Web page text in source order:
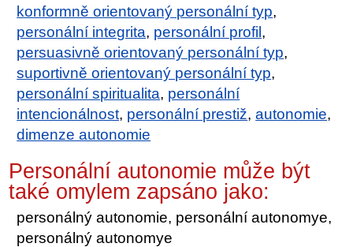
konformně orientovaný personální typ,
personální integrita, personální profil,
persuasivně orientovaný personální typ,
suportivně orientovaný personální typ,
personální spiritualita, personální
intencionálnost, personální prestiž,autonomie,
dimenze autonomie
Personální autonomie může být
také omylem zapsáno jako:
personálný autonomie, personální autonomye,
personálný autonomye